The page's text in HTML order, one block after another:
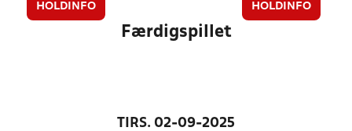
HOLDINFO HOLDINFO
Færdigspillet
TIRS. 02-09-2025